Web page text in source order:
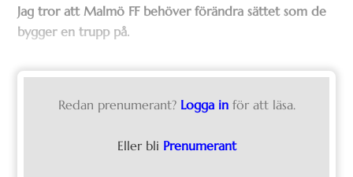
Jag tror att Malmö FF behöver förändra sättet som de
bygger en trupp på.
Redan prenumerant? Logga in för att läsa.
Eller bli Prenumerant